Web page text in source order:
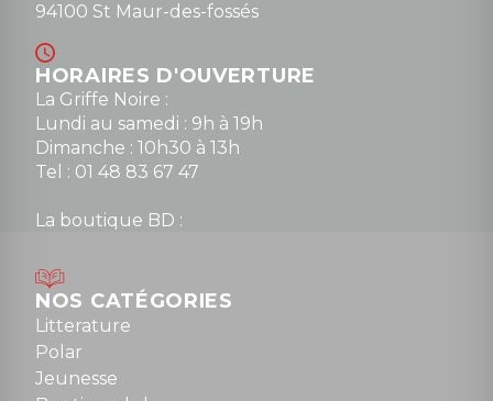
94100 St Maur-des-fossés
HORAIRES D'OUVERTURE
La Griffe Noire :
Lundi au samedi : 9h à 19h
Dimanche : 10h30 à 13h
Tel : 01 48 83 67 47
La boutique BD :
Mardi au samedi : 10h à 13h / 14h à 19h
Dimanche : 10h30 à 12h30
Tel : 01 48 89 13 88
NOS CATÉGORIES
Litterature
Polar
Jeunesse